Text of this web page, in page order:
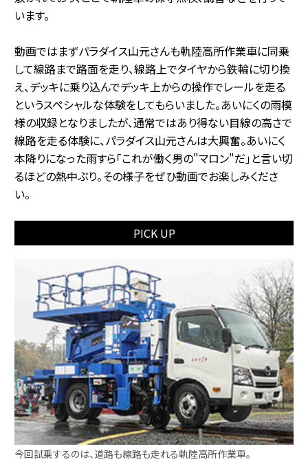
います。
動画ではまずパラダイス山元さんも軌陸高所作業車に同乗
して線路まで路面を走り、線路上でタイヤから鉄輪に切り換
え、デッキに乗り込んでデッキ上からの操作でレールを走る
というスペシャルな体験をしてもらいました。あいにくの雨模
様の収録となりましたが、通常ではあり得ない目線の高さで
線路を走る体験に、パラダイス山元さんは大興奮。あいにく
本降りになった雨すら「これが働く男の"マロン"だ」と言い切
るほどの熱中ぶり。その様子をぜひ動画でお楽しみくださ
い。
PICK UP
今回試乗するのは、道路も線路も走れる軌陸高所作業車。